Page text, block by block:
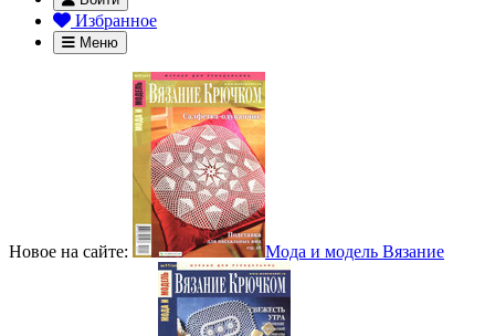
Избранное
Меню
Новое на сайте: Мода и модель Вязание